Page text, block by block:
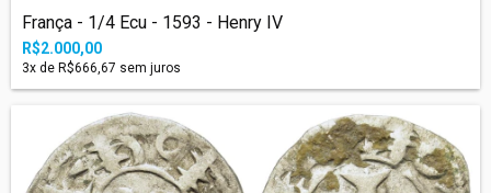
França - 1/4 Ecu - 1593 - Henry IV
R$2.000,00
3x de R$666,67 sem juros